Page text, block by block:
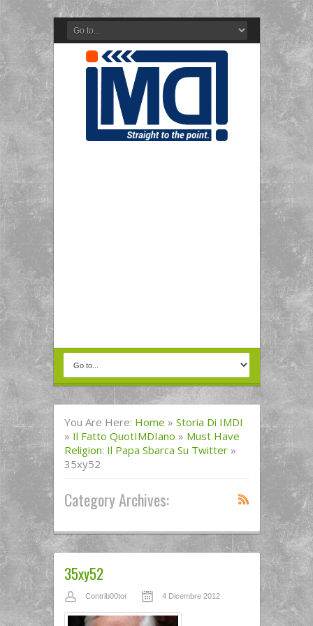
You Are Here: Home » Storia Di IMDI
» Il Fatto QuotIMDIano » Must Have
Religion: Il Papa Sbarca Su Twitter »
35xy52
Category Archives:
35xy52
Contrib00tor 4 Dicembre 2012